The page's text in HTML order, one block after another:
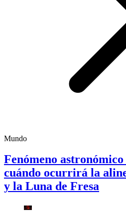
Mundo
Fenómeno
cuándo ocurrirá la
y la Luna de Fresa